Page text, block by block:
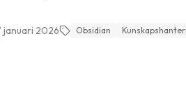
januari 2026 Obsidian